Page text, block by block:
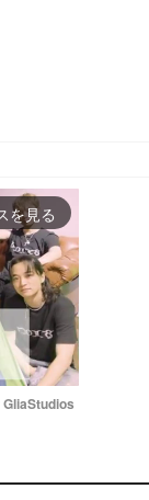
を見る
t
GliaStudios